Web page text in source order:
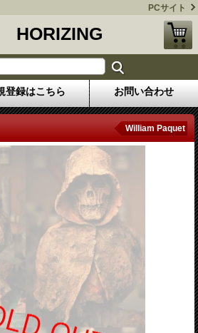
PCサイト
HORIZING
登録はこちら お問い合わせ
William Paquet